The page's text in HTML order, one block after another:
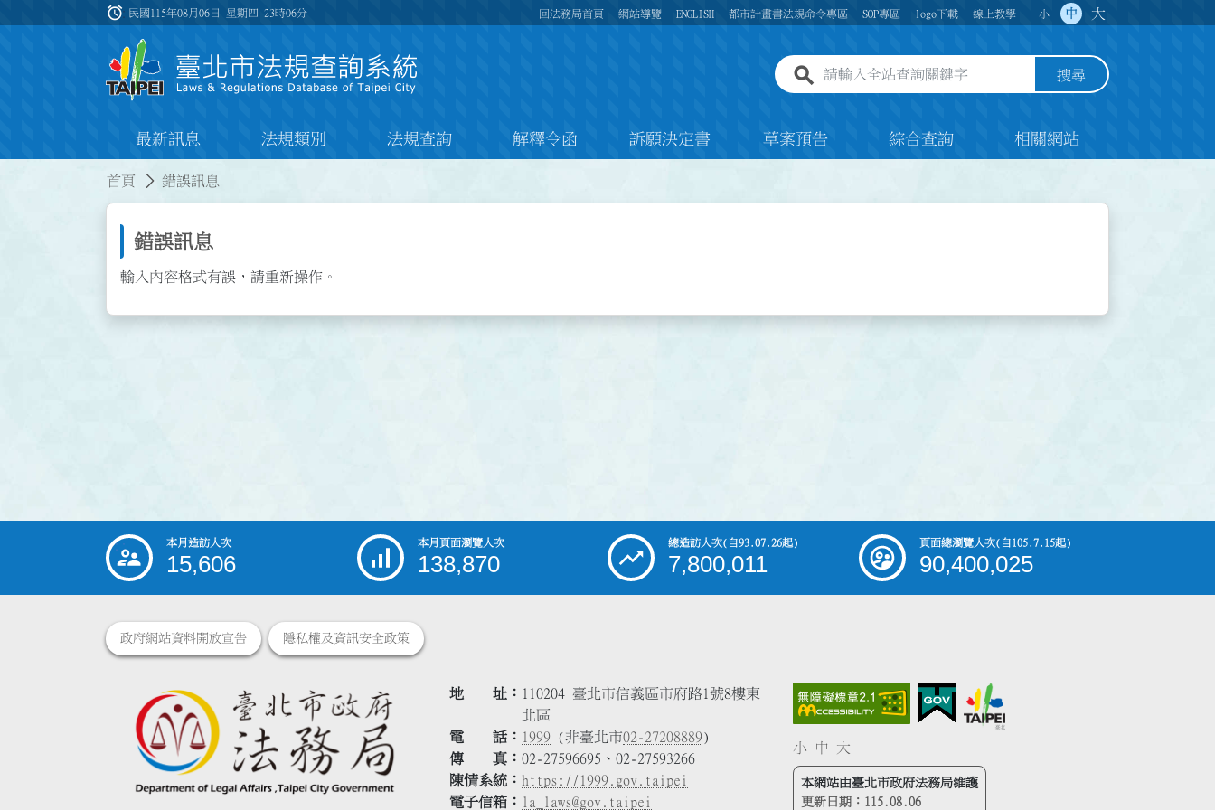
:::
alarm 民國115年08月06日 星期四23時06分 回法務局首頁 網站導覽 ENGLISH 都市計畫書法規命令專區 SOP專區 logo下載 線上教學 小 中 大
全站查詢關鍵字欄位 搜尋
最新訊息 法規類別 法規查詢 解釋令函 訴願決定書 草案預告 綜合查詢 相關網站
首頁 錯誤訊息
錯誤訊息
輸入內容格式有誤，請重新操作。
::: 本月造訪人次
15,606
本月頁面瀏覽人次
138,870
總造訪人次(自93.07.26起)
7,800,011
頁面總瀏覽人次(自105.7.15起)
90,400,025
政府網站資料開放宣告 隱私權及資訊安全政策
地 址
110204 臺北市信義區市府路1號8樓東
北區
電 話
1999 (非臺北市02-27208889)
傳 真
02-27596695、02-27593266
陳情系統
https://1999.gov.taipei
電子信箱
la_laws@gov.taipei
小 中 大
本網站由臺北市政府法務局維護
更新日期： 115.08.06